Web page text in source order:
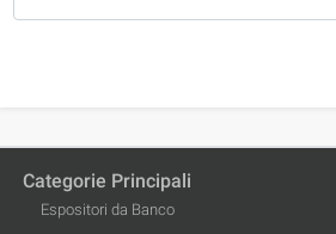
Categorie Principali
Espositori da Banco